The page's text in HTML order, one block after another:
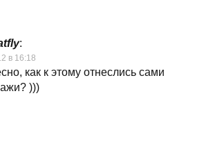
:
в 16:18
как к этому отнеслись сами
)))